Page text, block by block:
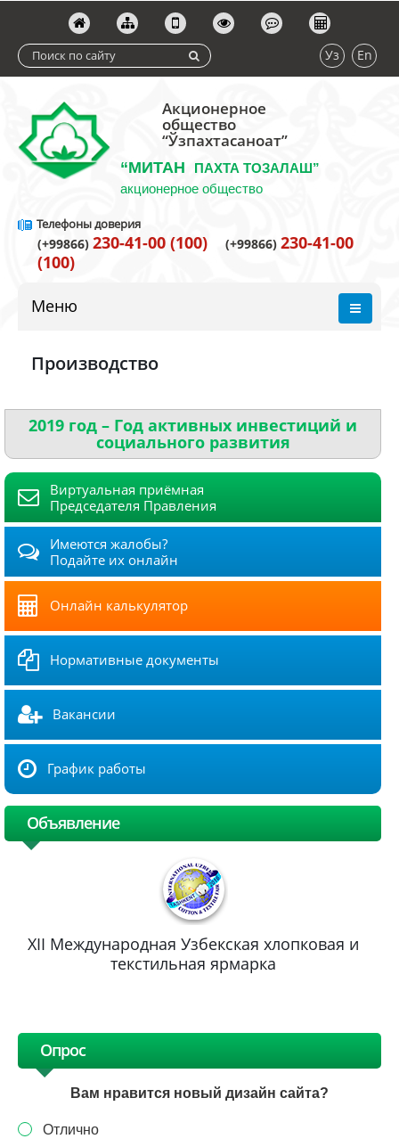
Уз En
Акционерное
общество
“Ўзпахтасаноат”
“МИТАН
ПАХТА ТОЗАЛАШ”
акционерное общество
Телефоны доверия
(+99866) 230-41-00 (100) (+99866) 230-41-00
(100)
Меню
Производство
2019 год – Год активных инвестиций и
социального развития
Виртуальная приёмная
Председателя Правления
Имеются жалобы?
Подайте их онлайн
Онлайн калькулятор
Нормативные документы
Вакансии
График работы
Объявление
XII Международная Узбекская хлопковая и
текстильная ярмарка
Опрос
Вам нравится новый дизайн сайта?
Отлично